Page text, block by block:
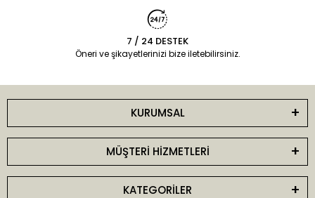
7 / 24 DESTEK
Öneri ve şikayetlerinizi bize iletebilirsiniz.
KURUMSAL
MÜŞTERİ HİZMETLERİ
KATEGORİLER